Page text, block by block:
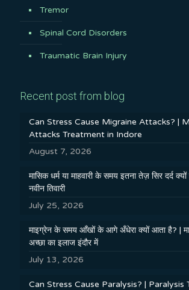
Tremor
Spinal Cord Disorders
Traumatic Brain Injury
Recent post from blog
Can Stress Cause Migraine Attacks? |
Attacks Treatment in Indore
August 7, 2026
मासिक धर्म या माहवारी के समय इतना तेज़ सिर दर्द
नवीन तिवारी
July 25, 2026
माइग्रेन के समय आँखों के आगे अँधेरा क्यों आता है? |
अच्छा का इलाज इंदौर में
July 13, 2026
Can Stress Cause Paralysis? | Paralysis